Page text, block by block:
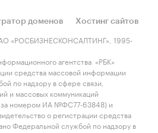
доменов
Хостинг сайтов
«РОСБИЗНЕСКОНСАЛТИНГ», 1995-
агентства «РБК»
средства массовой информации
по надзору в сфере связи,
и массовых коммуникаций
за номером ИА №ФС77-63848) и
о регистрации средства
Федеральной службой по надзору в